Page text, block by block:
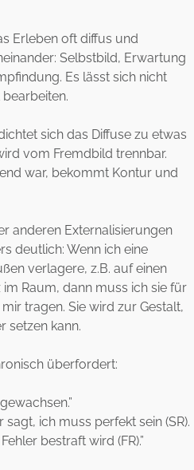
Erleben oft diffus und
Selbstbild, Erwartung
Es lässt sich nicht
sich das Diffuse zu etwas
vom Fremdbild trennbar.
war, bekommt Kontur und
anderen Externalisierungen
deutlich: Wenn ich eine
verlagere, z.B. auf einen
im Raum, dann muss ich sie für
tragen. Sie wird zur Gestalt,
setzen kann.
überfordert:
sagt, ich muss perfekt sein (SR).
bestraft wird (FR).”